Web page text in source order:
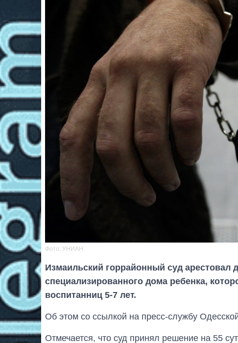
Фото: УНИАН
Измаильский горрайонный суд арестовал
специализированного дома ребенка,
воспитанниц 5-7 лет.
Об этом со ссылкой на пресс-службу
Отмечается, что суд принял решение на 55